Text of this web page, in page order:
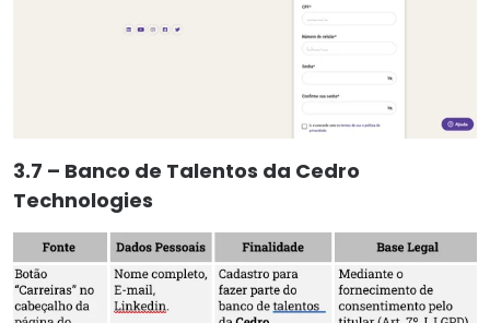
3.7 – Banco de Talentos da Cedro
Technologies